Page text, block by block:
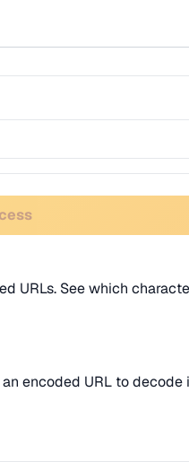
URLs. See which
encoded URL to